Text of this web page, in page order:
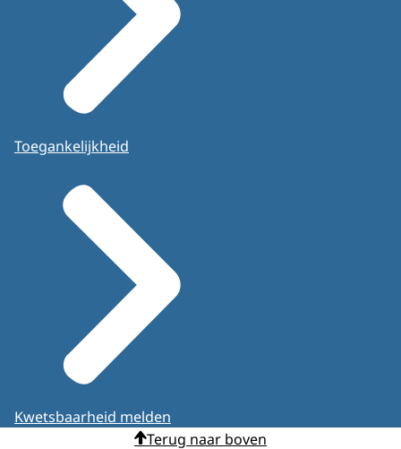
Toegankelijkheid
Kwetsbaarheid melden
Terug naar boven